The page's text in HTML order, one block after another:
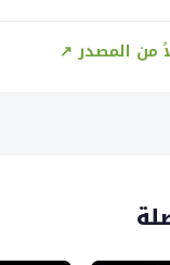
من المصدر ↗